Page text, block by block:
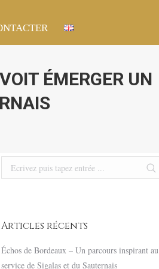
ÉMERGER UN
Search:
Articles récents
Échos de Bordeaux – Un parcours inspirant au
service de Sigalas et du Sauternais